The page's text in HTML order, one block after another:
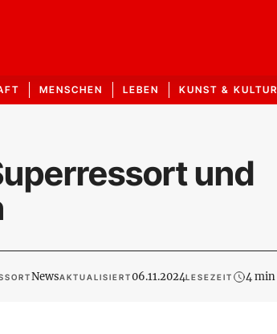
MENSCHEN LEBEN KUNST & KULTUR
und
NewsAKTUALISIERT06.11.2024LESEZEIT 4 min